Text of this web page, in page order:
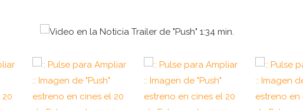
Trailer de "Push" 1:34 min.